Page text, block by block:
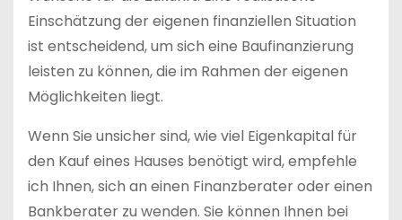
Einschätzung der eigenen finanziellen Situation
ist entscheidend, um sich eine Baufinanzierung
leisten zu können, die im Rahmen der eigenen
Möglichkeiten liegt.
Wenn Sie unsicher sind, wie viel Eigenkapital für
den Kauf eines Hauses benötigt wird, empfehle
ich Ihnen, sich an einen Finanzberater oder einen
Bankberater zu wenden. Sie können Ihnen bei